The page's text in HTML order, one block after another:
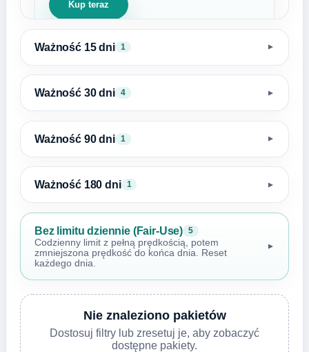
Kup teraz
Ważność 15 dni 1 ▼
Ważność 30 dni 4 ▼
Ważność 90 dni 1 ▼
Ważność 180 dni 1 ▼
Bez limitu dziennie (Fair-Use) 5
Codzienny limit z pełną prędkością, potem
zmniejszona prędkość do końca dnia. Reset
każdego dnia.
▼
Nie znaleziono pakietów
Dostosuj filtry lub zresetuj je, aby zobaczyć
dostępne pakiety.